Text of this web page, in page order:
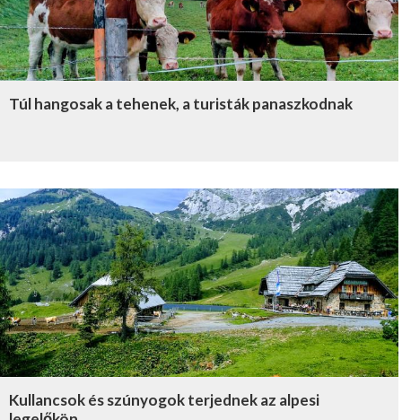
Túl hangosak a tehenek, a turisták panaszkodnak
Kullancsok és szúnyogok terjednek az alpesi